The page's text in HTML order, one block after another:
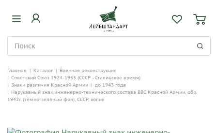
Главная | Каталог | Военная реконструкция
| Советский Союз 1924-1953 (СССР - Сталинское время)
| Знаки различия Красной Армии | до 1943 года
| Нарукавный знак инженерно-технического состава ВВС Красной Армии, обр.
1942г. (темно-зеленый фон), СССР, копия